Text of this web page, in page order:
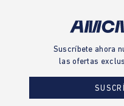
Suscríbete ahora
las ofertas